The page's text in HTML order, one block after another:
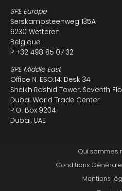
SPE Europe
Serskampsteenweg 135A
9230 Wetteren
Belgique
P +32 498 85 07 32
SPE Middle East
Office N. ESO:14, Desk 34
Sheikh Rashid Tower, Seventh
Dubai World Trade Center
P.O. Box 9204
Dubai, UAE
Qui sommes
Conditions
Mentions